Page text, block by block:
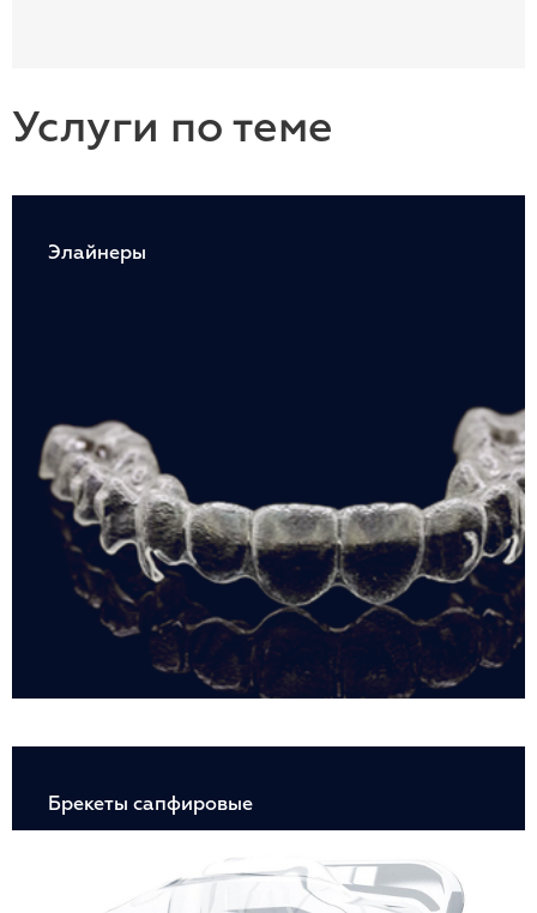
Услуги по теме
Элайнеры
Брекеты сапфировые